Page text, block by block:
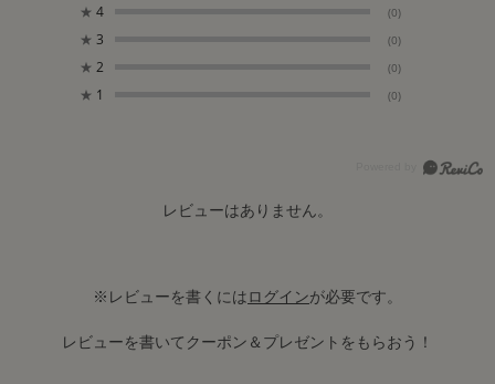
★ 4 (0)
★ 3 (0)
★ 2 (0)
★ 1 (0)
レビューはありません。
※レビューを書くにはログインが必要です。
レビューを書いてクーポン＆プレゼントをもらおう！